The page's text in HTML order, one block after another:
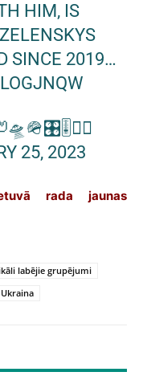
HIM, IS
SINCE 2019…
25, 2023
rada jaunas
labējie grupējumi
Ukraina